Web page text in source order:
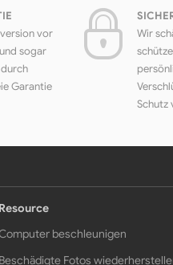
vor
sogar
Garantie
Wir
Schutz
Resource
beschleunigen
Beschädigte Fotos